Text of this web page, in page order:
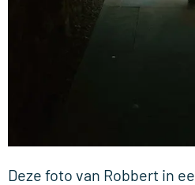
Deze foto van Robbert in